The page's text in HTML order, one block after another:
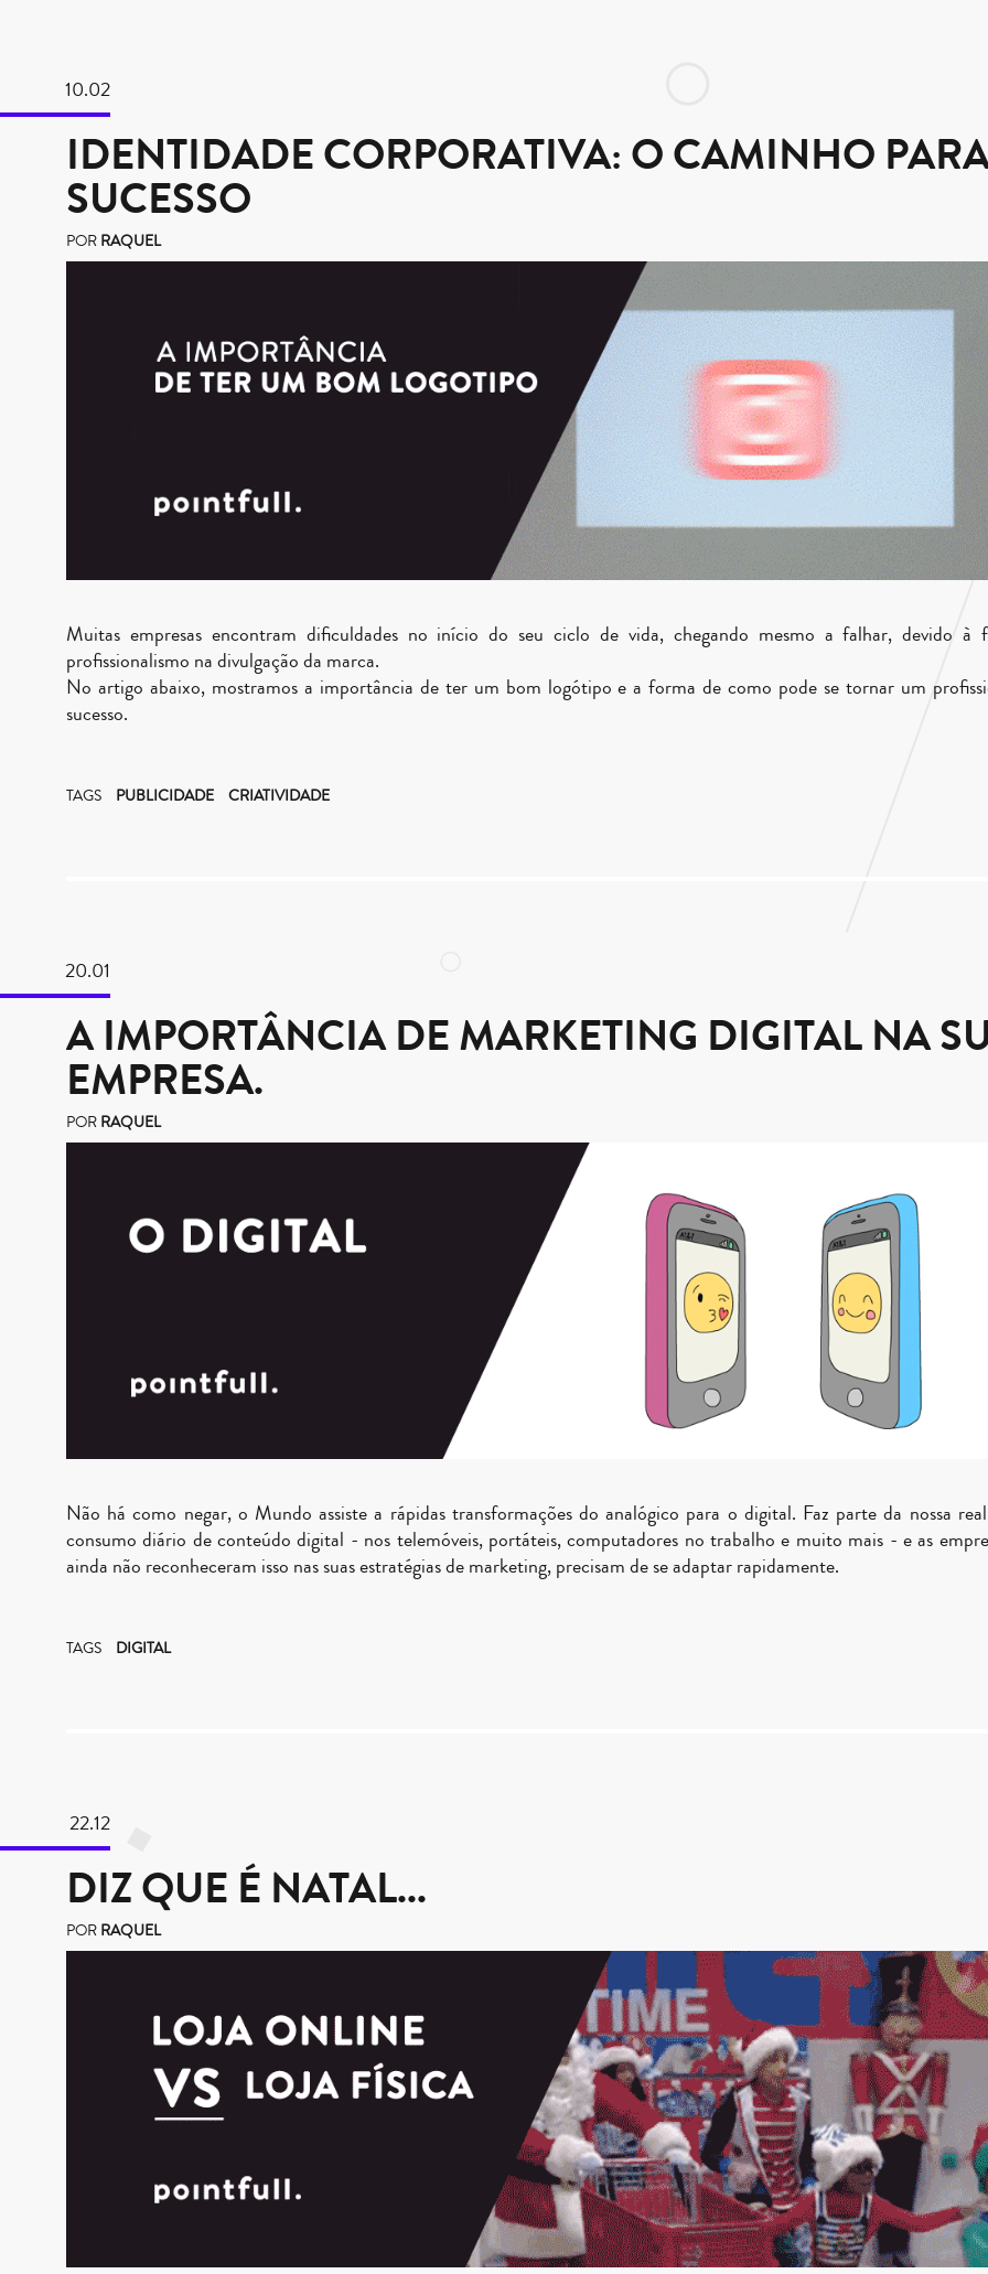
10.02
IDENTIDADE CORPORATIVA: O CAMINHO
SUCESSO
POR RAQUEL
Muitas empresas encontram dificuldades no início do seu ciclo de vida, chegando mesmo a falhar, devido à
profissionalismo na divulgação da marca.
No artigo abaixo, mostramos a importância de ter um bom logótipo e a forma de como pode se tornar um
sucesso.
TAGS PUBLICIDADE CRIATIVIDADE
20.01
A IMPORTÂNCIA DE MARKETING DIGITAL NA
EMPRESA.
POR RAQUEL
Não há como negar, o Mundo assiste a rápidas transformações do analógico para o digital. Faz parte da nossa
consumo diário de conteúdo digital - nos telemóveis, portáteis, computadores no trabalho e muito mais - e as
ainda não reconheceram isso nas suas estratégias de marketing, precisam de se adaptar rapidamente.
TAGS DIGITAL
22.12
DIZ QUE É NATAL...
POR RAQUEL